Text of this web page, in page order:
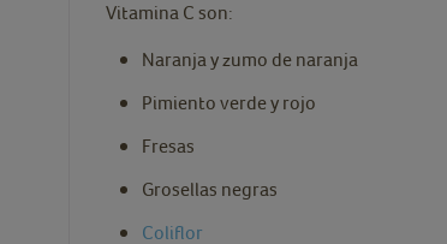
Vitamina C son:
Naranja y zumo de naranja
Pimiento verde y rojo
Fresas
Grosellas negras
Coliflor